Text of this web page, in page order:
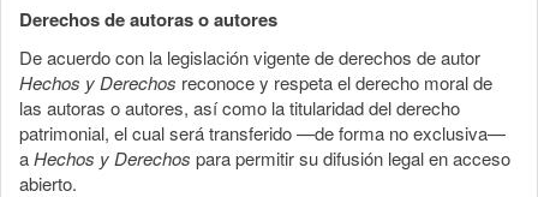
Derechos de autoras o autores
De acuerdo con la legislación vigente de derechos de autor
Hechos y Derechos reconoce y respeta el derecho moral de
las autoras o autores, así como la titularidad del derecho
patrimonial, el cual será transferido —de forma no exclusiva—
aHechos y Derechos para permitir su difusión legal en acceso
abierto.